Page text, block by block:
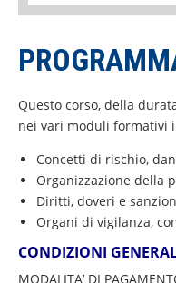
Questo corso, della
nei vari moduli formativi
Concetti di rischio,
Organizzazione della
Diritti, doveri e
Organi di vigilanza,
CONDIZIONI
MODALITA’ DI